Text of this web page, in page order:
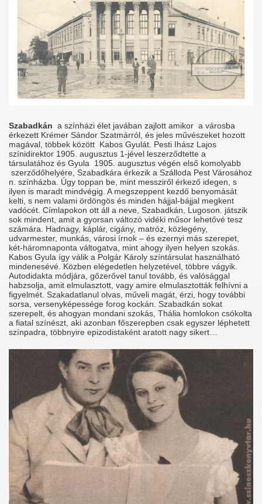
Szabadkán a színházi élet javában zajlott amikor a városba
érkezett Krémer Sándor Szatmárról, és jeles művészeket hozott
magával, többek között Kabos Gyulát. Pesti Ihász Lajos
színidirektor 1905. augusztus 1-jével leszerződtette a
társulatához és Gyula 1905. augusztus végén első komolyabb
szerződőhelyére, Szabadkára érkezik a Szálloda Pest Városához
n. színházba. Úgy toppan be, mint messziről érkező idegen, s
ilyen is maradt mindvégig. A megszeppent kezdő benyomását
kelti, s nem valami ördöngös és minden hájjal-bájjal megkent
vadócét. Címlapokon ott áll a neve, Szabadkán, Lugoson. játszik
sok mindent, amit a gyorsan változó vidéki műsor lehetővé tesz
számára. Hadnagy, káplár, cigány, matróz, közlegény,
udvarmester, munkás, városi írnok – és ezernyi más szerepet,
két-háromnaponta váltogatva, mint ahogy ilyen helyen szokás.
Kabos Gyula így válik a Polgár Károly színtársulat használható
mindenesévé. Közben elégedetlen helyzetével, többre vágyik.
Autodidakta módjára, gőzerővel tanul tovább, és valósággal
habzsolja, amit elmulasztott, vagy amire elmulasztották felhívni a
figyelmét. Szakadatlanul olvas, műveli magát, érzi, hogy további
sorsa, versenyképessége forog kockán. Szabadkán sokat
szerepelt, és ahogyan mondani szokás, Thália homlokon csókolta
a fiatal színészt, aki azonban főszerepben csak egyszer léphetett
színpadra, többnyire epizodistaként aratott nagy sikert…